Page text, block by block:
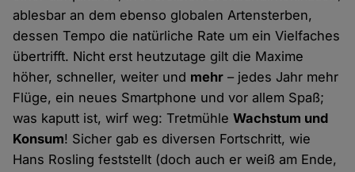
ablesbar an dem ebenso globalen Artensterben,
dessen Tempo die natürliche Rate um ein Vielfaches
übertrifft. Nicht erst heutzutage gilt die Maxime
höher, schneller, weiter und mehr – jedes Jahr mehr
Flüge, ein neues Smartphone und vor allem Spaß;
was kaputt ist, wirf weg: TretmühleWachstum und
Konsum! Sicher gab es diversen Fortschritt, wie
Hans Rosling feststellt (doch auch er weiß am Ende,